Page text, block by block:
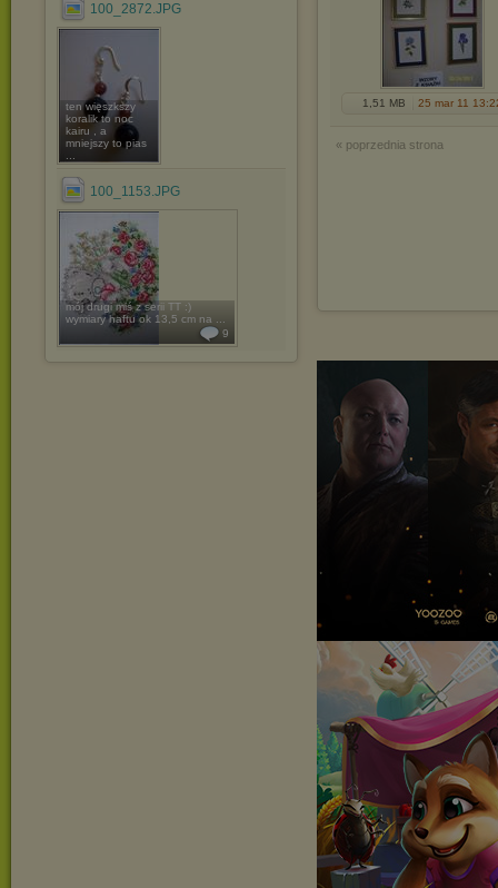
100_2872.JPG
ten więszkszy
koralik to noc
kairu , a
mniejszy to pias
100_1153.JPG
mój drugi miś z serii TT :)
wymiary haftu ok 13,5 cm na ...
9
1,51 MB 25 mar 11
« poprzednia strona